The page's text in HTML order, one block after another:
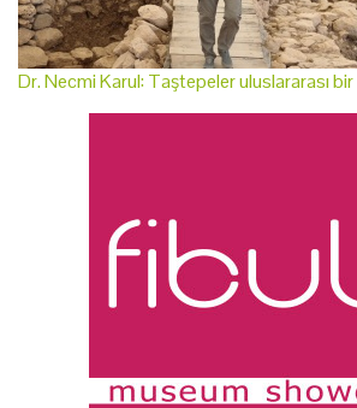
Dr. Necmi Karul: Taştepeler uluslararası